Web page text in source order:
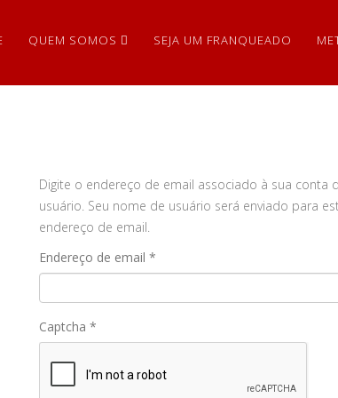
QUEM SOMOS SEJA UM FRANQUEADO
Digite o endereço de email associado à sua conta
usuário. Seu nome de usuário será enviado para
endereço de email.
Endereço de email *
Captcha *